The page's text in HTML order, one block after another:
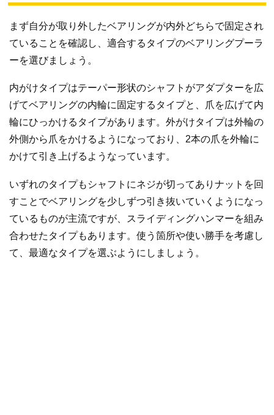
まず自分が取り外したベアリングが内外どちらで固定され
ていることを確認し、適合するタイプのベアリングプーラ
ーを選びましょう。
内がけタイプはテーパー形状のシャフトがアダプターを広
げてベアリングの内輪に固定するタイプと、爪を広げて内
輪にひっかけるタイプがあります。外がけタイプは外輪の
外側から爪をかけるようになっており、2本の爪を外輪に
かけて引き上げるようなっています。
いずれのタイプもシャフトにネジが切ってありナットを回
すことでベアリングを少しずつ引き抜いていくようになっ
ているものが主流ですが、スライディングハンマーを組み
合わせたタイプもあります。使う箇所や使い勝手を考慮し
て、最適なタイプを選ぶようにしましょう。